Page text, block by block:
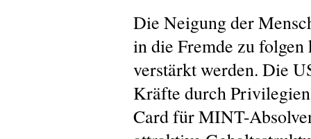
Die Neigung der
in die Fremde zu
verstärkt werden. Die
Kräfte durch
Card für MINT-